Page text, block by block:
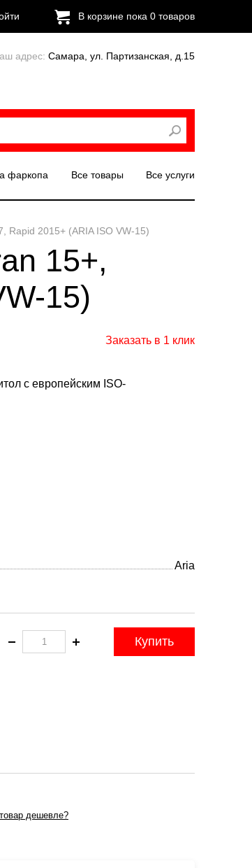
В корзине пока 0 товаров
адрес: Самара, ул. Партизанская, д.15
фаркопа Все товары Все услуги
Rapid 2015+ (ARIA ISO VW-15)
15+,
15)
Заказать в 1 клик
с европейским ISO-
Aria
Купить
дешевле?